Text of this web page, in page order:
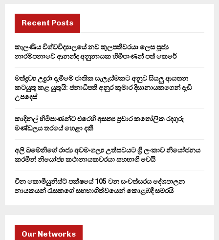
f
r
H
Recent Posts
කැලණිය විශ්වවිද්‍යාලයේ නව කුලපතිවරයා ලෙස පූජ්‍ය
නාරම්පනාවේ ආනන්ද අනුනායක හිමිපාණන් පත් කෙරේ
මත්ද්‍රව්‍ය උදුරා දැමීමේ ජාතික සැලැස්මකට අනුව සියලු ආයතන
කටයුතු කළ යුතුයි: ජනාධිපති අනුර කුමාර දිසානායකගෙන් දැඩි
උපදෙස්
කාදිනල් හිමිපාණන්ට එරෙහි අසත්‍ය ප්‍රචාර කතෝලික රදගුරු
මණ්ඩලය තරයේ හෙළා දකී
අලි ඛමේනිගේ රාජ්‍ය අවමංගල්‍ය උත්සවයට ශ්‍රී ලංකාව නියෝජනය
කරමින් නියෝජ්‍ය කථානායකවරයා සහභාගි වෙයි
චීන කොමියුනිස්ට් පක්ෂයේ 105 වන සංවත්සරය දේශපාලන
නායකයන් රැසකගේ සහභාගිත්වයෙන් කොළඹදී සමරයි
Our Networks